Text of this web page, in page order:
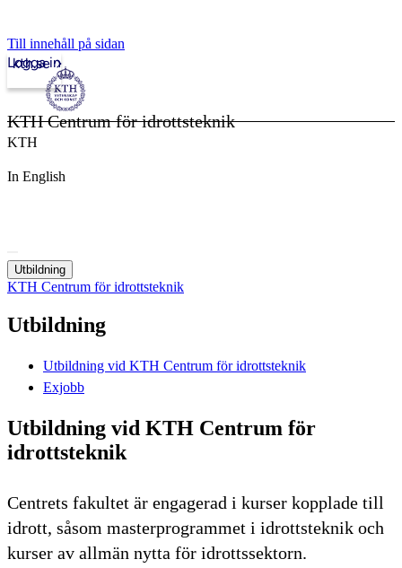
Till innehåll på sidan
kth.se
Logga in
KTH Centrum för idrottsteknik
KTH
In English
Utbildning
KTH Centrum för idrottsteknik
Utbildning
Utbildning vid KTH Centrum för idrottsteknik
Exjobb
Utbildning vid KTH Centrum för
idrottsteknik
Centrets fakultet är engagerad i kurser kopplade till
idrott, såsom masterprogrammet i idrottsteknik och
kurser av allmän nytta för idrottssektorn.